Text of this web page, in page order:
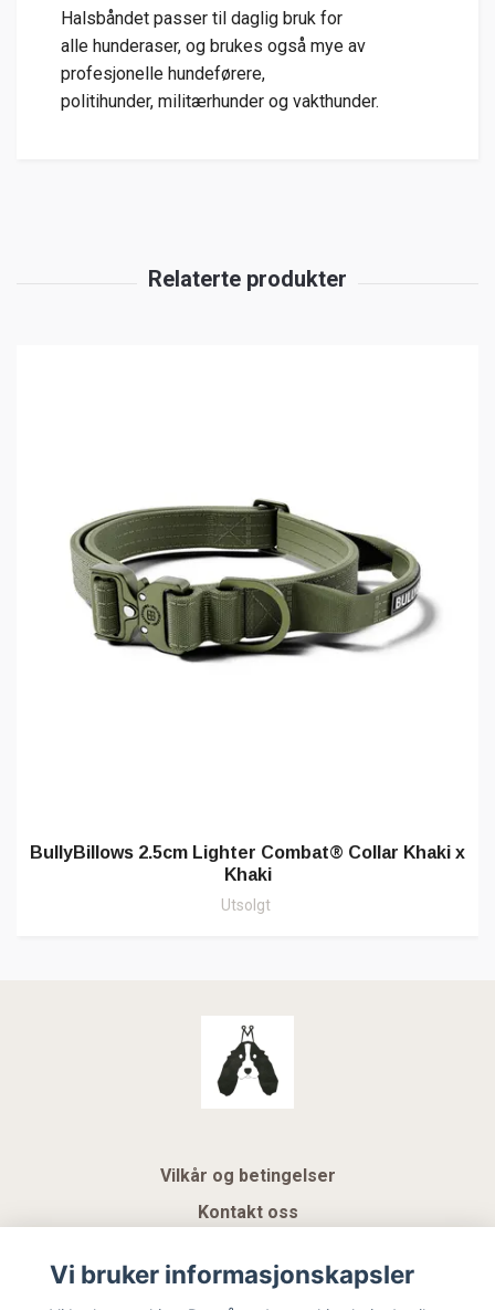
Halsbåndet passer til daglig bruk for
alle hunderaser, og brukes også mye av
profesjonelle hundeførere,
politihunder, militærhunder og vakthunder.
BullyBillows 2.5cm Lighter Combat® Collar Khaki x
Khaki
Utsolgt
Vilkår og betingelser
Kontakt oss
Gavekort
Vi bruker informasjonskapsler